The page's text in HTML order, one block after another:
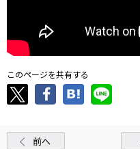
このページを共有する
前へ